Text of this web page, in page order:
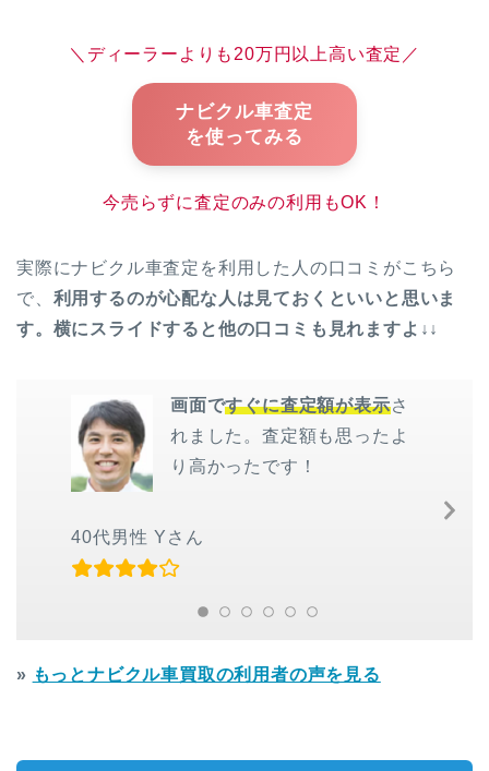
＼ディーラーよりも20万円以上高い査定／
ナビクル車査定
を使ってみる
今売らずに査定のみの利用もOK！
実際にナビクル車査定を利用した人の口コミがこちら
で、 利用するのが心配な人は見ておくといいと思いま
す。横にスライドすると他の口コミも見れますよ↓↓
画面ですぐに査定額が表示さ
れました。査定額も思ったよ
り高かったです！
40代男性 Yさん
» もっとナビクル車買取の利用者の声を見る